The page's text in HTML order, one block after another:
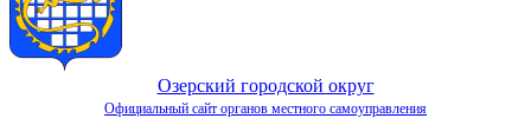
Озерский городской округ
Официальный сайт органов местного самоуправления